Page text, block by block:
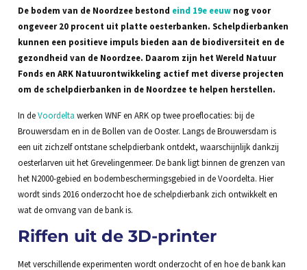
De bodem van de Noordzee bestond eind 19e eeuwnog voor
ongeveer 20 procent uit platte oesterbanken. Schelpdierbanken
kunnen een positieve impuls bieden aan de biodiversiteit en de
gezondheid van de Noordzee. Daarom zijn het Wereld Natuur
Fonds en ARK Natuurontwikkeling actief met diverse projecten
om de schelpdierbanken in de Noordzee te helpen herstellen.
In deVoordelta werken WNF en ARK op twee proeflocaties: bij de
Brouwersdam en in de Bollen van de Ooster. Langs de Brouwersdam is
een uit zichzelf ontstane schelpdierbank ontdekt, waarschijnlijk dankzij
oesterlarven uit het Grevelingenmeer. De bank ligt binnen de grenzen van
het N2000-gebied en bodembeschermingsgebied in de Voordelta. Hier
wordt sinds 2016 onderzocht hoe de schelpdierbank zich ontwikkelt en
wat de omvang van de bank is.
Riffen uit de 3D-printer
Met verschillende experimenten wordt onderzocht of en hoe de bank kan